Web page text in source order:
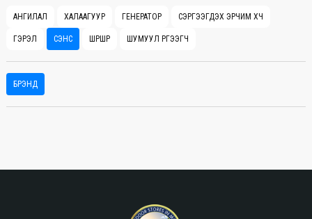
АНГИЛАЛ ХАЛААГУУР ГЕНЕРАТОР СЭРГЭЭГДЭХ ЭРЧИМ ХҮЧ
ГЭРЭЛ СЭНС ШҮРШҮҮР ШУМУУЛ ҮРГЭЭГЧ
БРЭНД